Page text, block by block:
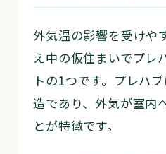
外気温の影響を受けや
え中の仮住まいでプレ
トの1つです。プレハ
造であり、外気が室内
とが特徴です。